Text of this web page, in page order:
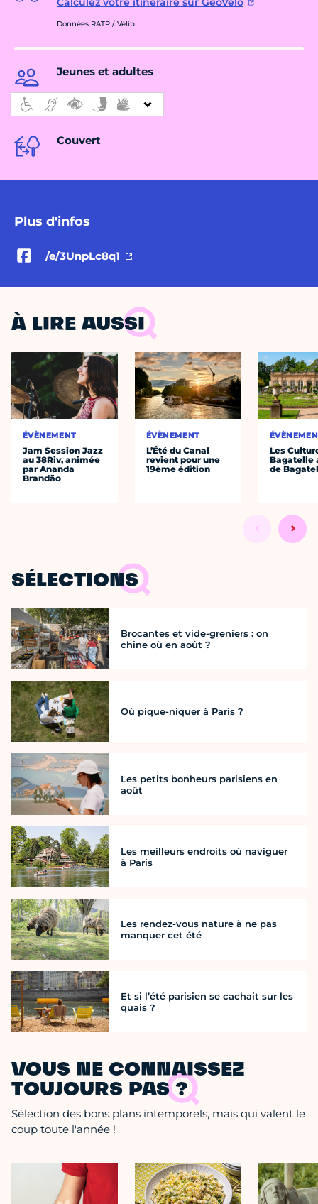
Données RATP / Vélib
Jeunes et adultes
Couvert
Plus d'infos
/e/3UnpLc8q1
À LIRE AUSSI
ÉVÈNEMENT
Jam Session Jazz
au 38Riv, animée
par Ananda
Brandão
ÉVÈNEMENT
L’Été du Canal
revient pour une
19ème édition
Les
Bagatelle
de
SÉLECTIONS
Brocantes et vide-greniers : on
chine où en août ?
Où pique-niquer à Paris ?
Les petits bonheurs parisiens en
août
Les meilleurs endroits où naviguer
à Paris
Les rendez-vous nature à ne pas
manquer cet été
Et si l’été parisien se cachait sur les
quais ?
VOUS NE CONNAISSEZ
TOUJOURS PAS ?
Sélection des bons plans intemporels, mais qui valent le
coup toute l'année !